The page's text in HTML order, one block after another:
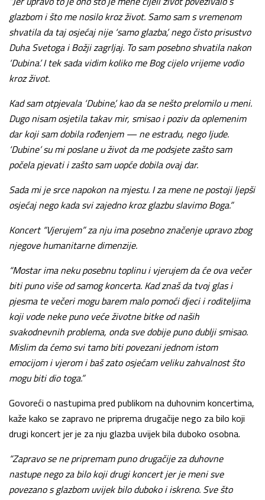
glazbom i što me nosilo kroz život. Samo sam s vremenom
shvatila da taj osjećaj nije ‘samo glazba’, nego čisto prisustvo
Duha Svetoga i Božji zagrljaj. To sam posebno shvatila nakon
‘Dubina’. I tek sada vidim koliko me Bog cijelo vrijeme vodio
kroz život.
Kad sam otpjevala ‘Dubine’, kao da se nešto prelomilo u meni.
Dugo nisam osjetila takav mir, smisao i poziv da oplemenim
dar koji sam dobila rođenjem — ne estradu, nego ljude.
‘Dubine’ su mi poslane u život da me podsjete zašto sam
počela pjevati i zašto sam uopće dobila ovaj dar.
Sada mi je srce napokon na mjestu. I za mene ne postoji ljepši
osjećaj nego kada svi zajedno kroz glazbu slavimo Boga.”
Koncert “Vjerujem” za nju ima posebno značenje upravo zbog
njegove humanitarne dimenzije.
“Mostar ima neku posebnu toplinu i vjerujem da će ova večer
biti puno više od samog koncerta. Kad znaš da tvoj glas i
pjesma te večeri mogu barem malo pomoći djeci i roditeljima
koji vode neke puno veće životne bitke od naših
svakodnevnih problema, onda sve dobije puno dublji smisao.
Mislim da ćemo svi tamo biti povezani jednom istom
emocijom i vjerom i baš zato osjećam veliku zahvalnost što
mogu biti dio toga.”
Govoreći o nastupima pred publikom na duhovnim koncertima,
kaže kako se zapravo ne priprema drugačije nego za bilo koji
drugi koncert jer je za nju glazba uvijek bila duboko osobna.
“Zapravo se ne pripremam puno drugačije za duhovne
nastupe nego za bilo koji drugi koncert jer je meni sve
povezano s glazbom uvijek bilo duboko i iskreno. Sve što